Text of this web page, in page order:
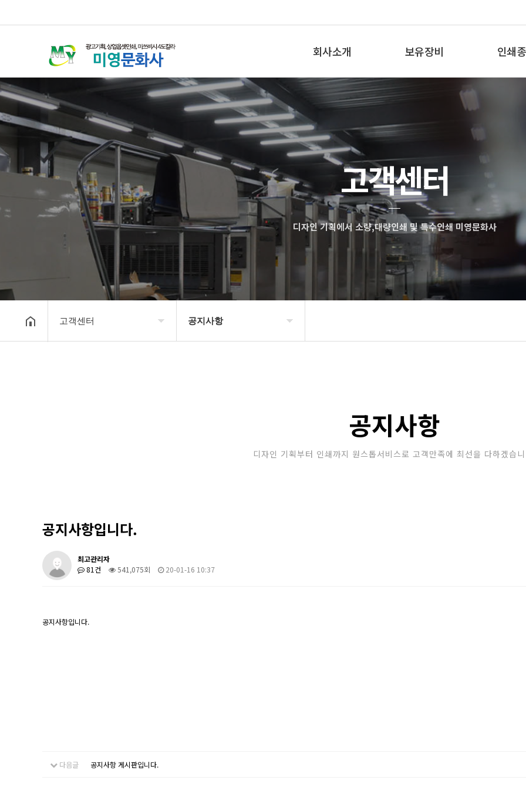
회사소개
인사말
보유장비 인쇄
고객센터
디자인 기획에서 소량,대량인쇄 및 특수인쇄 미영문화사
고객센터 공지사항
공지사항
디자인 기획부터 인쇄까지 원스톱서비스로 고객만족에 최선을 다하겠습
공지사항입니다.
최고관리자
81건
541,075회 20-01-16 10:37
공지사항입니다.
다음글 공지사항 게시판입니다.